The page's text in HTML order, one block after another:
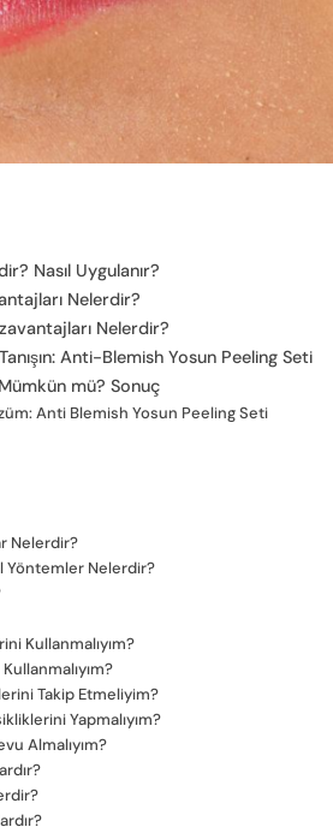
Nasıl Uygulanır?
Nelerdir?
Nelerdir?
Anti-Blemish Yosun Peeling Seti
mü? Sonuç
Anti Blemish Yosun Peeling Seti
Nelerdir?
Yöntemler Nelerdir?
Kullanmalıyım?
Takip Etmeliyim?
Yapmalıyım?
Almalıyım?